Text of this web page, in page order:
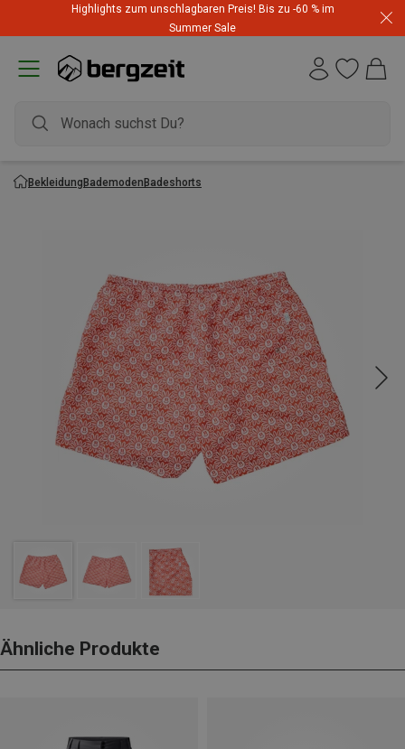
Highlights zum unschlagbaren Preis! Bis zu -60 % im
Summer Sale
BekleidungBademodenBadeshorts
Ähnliche Produkte